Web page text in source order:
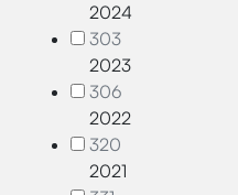
2024
303
2023
306
2022
320
2021